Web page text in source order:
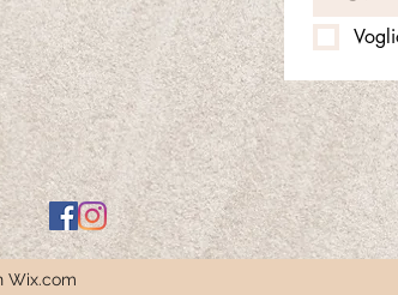
Wix.com